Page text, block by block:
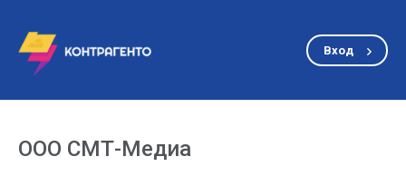
Вход
ООО СМТ-Медиа